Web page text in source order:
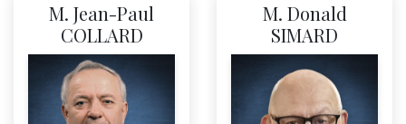
M. Jean-Paul
COLLARD
M. Donald
SIMARD